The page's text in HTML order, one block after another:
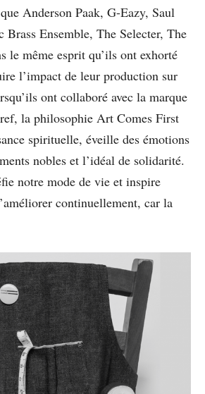
Anderson Paak, G-Eazy, Saul
Ensemble, The Selecter, The
le même esprit qu’ils ont exhorté
l’impact de leur production sur
ont collaboré avec la marque
la philosophie Art Comes First
spirituelle, éveille des émotions
nobles et l’idéal de solidarité.
notre mode de vie et inspire
continuellement, car la